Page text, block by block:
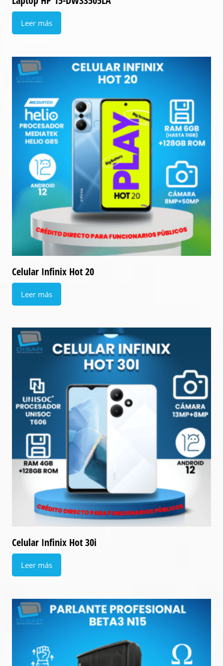
Leer más
Celular Infinix Hot 20
Leer más
Celular Infinix Hot 30i
Leer más